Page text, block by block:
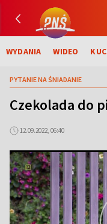
WYDANIA WIDEO
PYTANIE NA ŚNIADANIE
Czekolada do
12.09.2022, 06:40